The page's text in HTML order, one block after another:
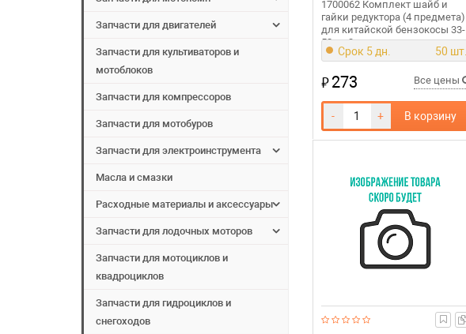
Запчасти для двигателей
Запчасти для культиваторов и
мотоблоков
Запчасти для компрессоров
Запчасти для мотобуров
Запчасти для электроинструмента
Масла и смазки
Расходные материалы и аксессуары
Запчасти для лодочных моторов
Запчасти для мотоциклов и
квадроциклов
Запчасти для гидроциклов и
снегоходов
1700062 Комплект шайб и
гайки редуктора (4 предмета)
для китайской бензокосы 33-
52 см3
Срок 5 дн. 50 шт.
₽273 Все цены
- + В корзину